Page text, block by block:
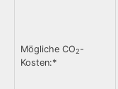
Mögliche CO2-
Kosten:*